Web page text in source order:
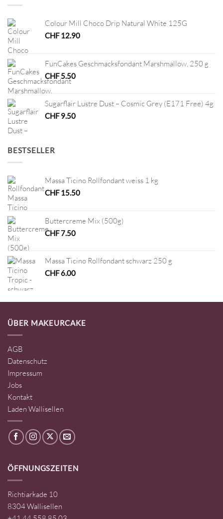
Colour Mill Choco Drip Natural White 125G
CHF12.90
FunCakes Geschmacksfondant Marshmallow, 250 g
CHF5.50
Sugarflair Lustre Dust – Cosmic Grey (E171 Free) 4g
CHF9.50
BESTSELLER
Massa Ticino Rollfondant weiss 1 kg
CHF15.50
Buttercreme Mix (500g)
CHF7.50
Massa Ticino Rollfondant schwarz 250 g
CHF6.00
ÜBER MAKEURCAKE
AGB
Datenschutz
Impressum
Jobs
Kontakt
Laden Wallisellen
ÖFFNUNGSZEITEN
Richtiarkade 10
8304 Wallisellen